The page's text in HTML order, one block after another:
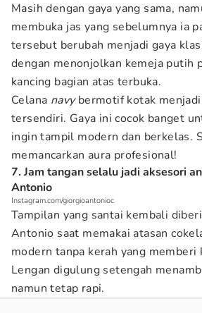
Masih dengan gaya yang sama,
membuka jas yang sebelumnya ia
tersebut berubah menjadi gaya
dengan menonjolkan kemeja putih
kancing bagian atas terbuka.
Celana navybermotif kotak
tersendiri. Gaya ini cocok banget
ingin tampil modern dan berkelas.
memancarkan aura profesional!
7. Jam tangan selalu jadi aksesori
Antonio
Instagram.com/giorgioantonioc
Tampilan yang santai kembali
Antonio saat memakai atasan
modern tanpa kerah yang memberi
Lengan digulung setengah
namun tetap rapi.